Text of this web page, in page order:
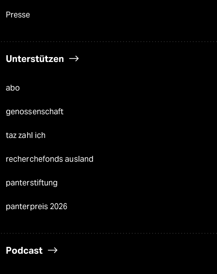
Presse
Unterstützen
abo
genossenschaft
taz zahl ich
recherchefonds ausland
panterstiftung
panterpreis 2026
Podcast